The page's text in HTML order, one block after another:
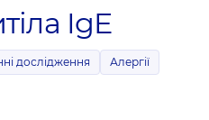
IgE
дослідження Алергії